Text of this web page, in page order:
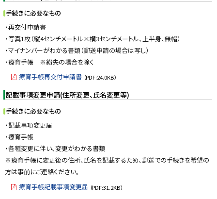
手続きに必要なもの
・再交付申請書
・写真1枚（縦4センチメートル×横3センチメートル、上半身、無帽）
・マイナンバーがわかる書類（郵送申請の場合は写し）
・療育手帳 ※紛失の場合を除く
療育手帳再交付申請書 （PDF:24.0KB）
記載事項変更申請(住所変更、氏名変更等)
手続きに必要なもの
・記載事項変更届
・療育手帳
・各種変更に伴い、変更がわかる書類
※療育手帳に変更後の住所、氏名を記載するため、郵送での手続きを希望の
方は事前にご連絡ください。
療育手帳記載事項変更届 （PDF:31.2KB）